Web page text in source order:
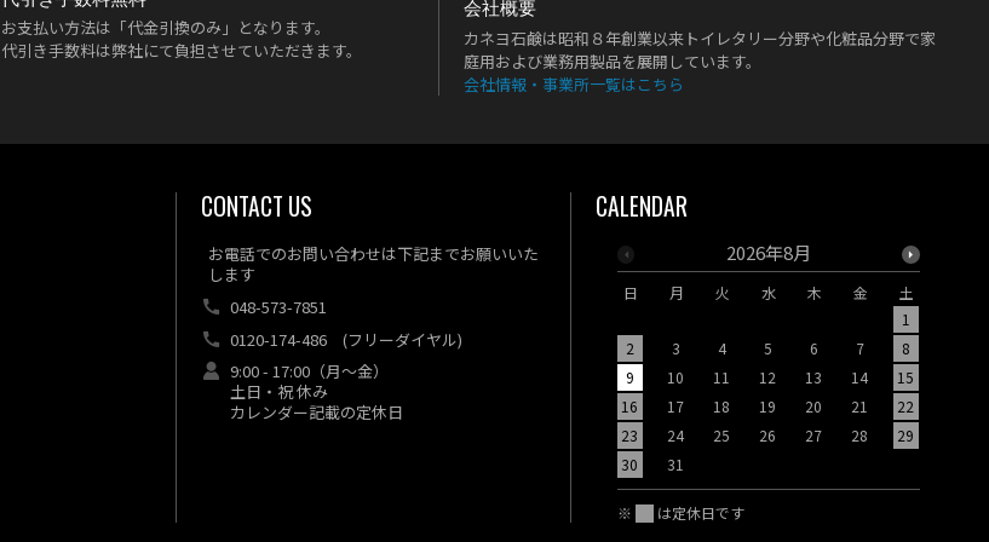
お支払い方法は「代金引換のみ」となります。
代引き手数料は弊社にて負担させていただきます。
会社概要
カネヨ石鹸は昭和８年創業以来トイレタリー分野や化粧品分野で家
庭用および業務用製品を展開しています。
会社情報・事業所一覧はこちら
CONTACT US
お電話でのお問い合わせは下記までお願いいた
します
048-573-7851
0120-174-486 (フリーダイヤル)
9:00 - 17:00（月～金）
土日・祝 休み
カレンダー記載の定休日
CALENDAR
2026年8月
日 月 火 水 木 金
土
1
2
3 4 5 6 7
8
9
10 11 12 13 14
15
16
17 18 19 20 21
22
23
24 25 26 27 28
29
30
31
※ は定休日です